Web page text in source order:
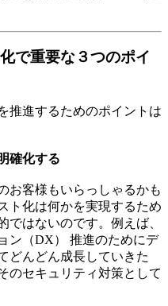
で重要な３つのポイ
推進するためのポイントは
確化する
お客様もいらっしゃるかも
ト化は何かを実現するため
ではないのです。例えば、
ン（DX） 推進のためにデ
どんどん成長していきた
のセキュリティ対策として